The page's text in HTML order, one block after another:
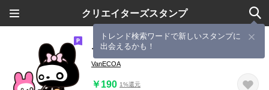
クリエイターズスタンプ
トレンド検索ワードで新しいスタンプに
出会えるかも！
ママうさ。子育て奮闘ママうさぎ
VanECOA
￥190 1%還元